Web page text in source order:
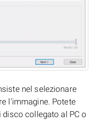
nel selezionare
l'immagine. Potete
collegato al PC o